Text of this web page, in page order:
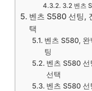
3.2 벤츠
벤츠 S580 선팅,
택
벤츠 S580,
팅
벤츠 S580
선택
벤츠 S580